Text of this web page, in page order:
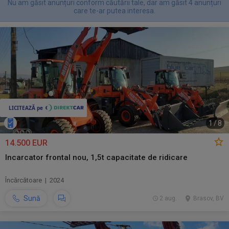
Nu am găsit anunțuri conform căutării tale, dar am găsit 4 anunțuri
care te-ar putea interesa.
1/ 8
14.500 EUR
Incarcator frontal nou, 1,5t capacitate de ridicare
Încărcătoare | 2024
Sună Brasov, BV
2 aug.